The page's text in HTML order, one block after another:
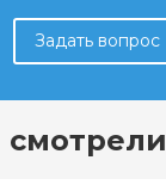
Задать вопрос
смотрели